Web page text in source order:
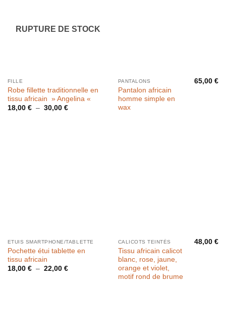
RUPTURE DE STOCK
FILLE
Robe fillette traditionnelle en
tissu africain » Angelina «
18,00 € – 30,00 €Plage
PANTALONS
Pantalon africain
homme simple en
wax
65,00€
ETUIS SMARTPHONE/TABLETTE
Pochette étui tablette en
tissu africain
18,00 € – 22,00 €Plage
CALICOTS TEINTÉS
Tissu africain calicot
blanc, rose, jaune,
orange et violet,
motif rond de brume
48,00€